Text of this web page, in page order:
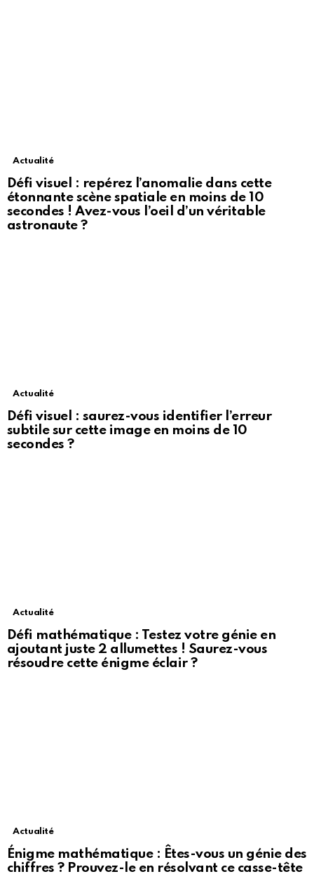
Actualité
Défi visuel : repérez l’anomalie dans cette
étonnante scène spatiale en moins de 10
secondes ! Avez-vous l’oeil d’un véritable
astronaute ?
Actualité
Défi visuel : saurez-vous identifier l’erreur
subtile sur cette image en moins de 10
secondes ?
Actualité
Défi mathématique : Testez votre génie en
ajoutant juste 2 allumettes ! Saurez-vous
résoudre cette énigme éclair ?
Actualité
Énigme mathématique : Êtes-vous un génie des
chiffres ? Prouvez-le en résolvant ce casse-tête